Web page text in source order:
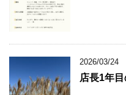
2026/03/24
店長1年